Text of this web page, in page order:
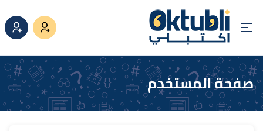
صفحة المستخدم